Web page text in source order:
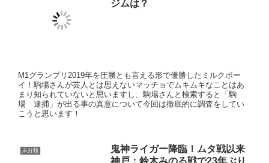
日本プロレス界で世界的に最も有名なレスラーは誰だと思います
か？アントニオ猪木？ジャイアント馬場？いいえ、ワールドプロ
レスラーといえば、今回の記事で触れさせて頂く獣神サンダーラ
イガー選手が最初に上がります。世界的レジェンドで今季で引退
予定のライガー選手について今回は調査しました！
未分類
阪神タイガース2020年FAで必要
なのは大島？バレンティン？福